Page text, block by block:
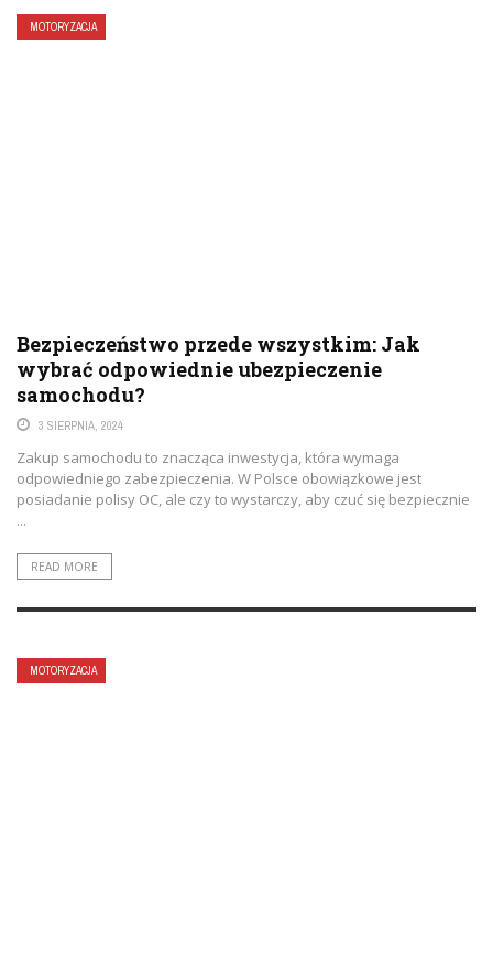
MOTORYZACJA
Bezpieczeństwo przede wszystkim: Jak
wybrać odpowiednie ubezpieczenie
samochodu?
3 SIERPNIA, 2024
Zakup samochodu to znacząca inwestycja, która wymaga
odpowiedniego zabezpieczenia. W Polsce obowiązkowe jest
posiadanie polisy OC, ale czy to wystarczy, aby czuć się bezpiecznie
...
READ MORE
MOTORYZACJA